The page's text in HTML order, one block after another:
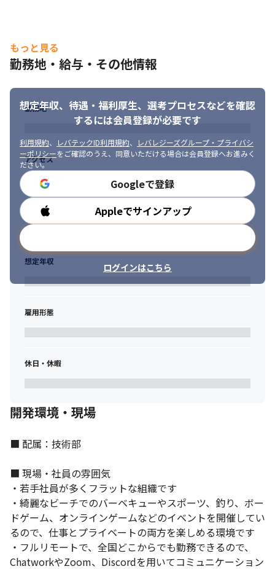
もっと見る
勤務地・給与・その他情報
想定年収、待遇・福利厚生、 選考プロセスなどを確認
するには会員登録が必要です
利用規約、 レバテックID利用規約、
レバレジーズグループ・プライバシ
ーポリシーをご確認のうえ、同意いただける場合は会員登録へお進みく
ださい。
Googleで登録
Appleでサインアップ
ログインはこちら
勤務地
アクセス
勤務時間
想定年収
雇用形態
休日・休暇
開発環境・現場
■ 配属：技術部
■ 現場・社員の雰囲気
・若手社員が多くフラットな組織です
・綺麗なビーチでのバーベキューやスポーツ、釣り、ボー
ドゲーム、オンラインゲームなどのイベントを開催してい
るので、仕事とプライベートの両方を楽しめる環境です
・フルリモートで、全国どこからでも勤務できるので、
ChatworkやZoom、Discordを用いてコミュニケーション